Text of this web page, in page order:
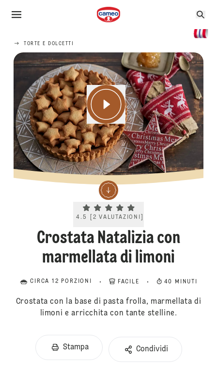
TORTE E DOLCETTI
Current rating 4.5. Click to rate.
4.5 2 VALUTAZIONI
Crostata Natalizia con
marmellata di limoni
CIRCA 12 PORZIONI FACILE 40 MINUTI
Crostata con la base di pasta frolla, marmellata di
limoni e arricchita con tante stelline.
Stampa Condividi